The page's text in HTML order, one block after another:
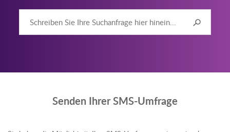
Senden Ihrer SMS-Umfrage